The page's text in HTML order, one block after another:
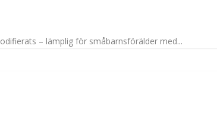
– lämplig för småbarnsförälder med...